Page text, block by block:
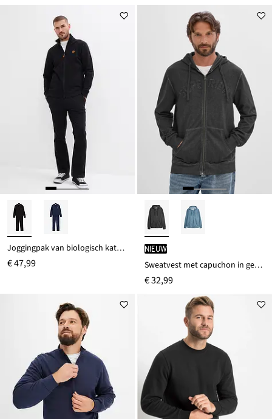
Joggingpak van biologisch katoen (2-dlg. set)
€ 47,99
Nieuw
Sweatvest met capuchon in gewassen look, van puur katoen
€ 32,99